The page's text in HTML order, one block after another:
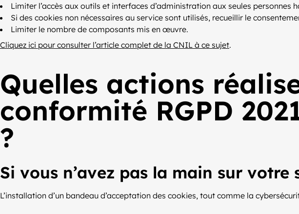
Limiter l’accès aux outils et interfaces d’administration aux seules personnes
Si des cookies non nécessaires au service sont utilisés, recueillir le
Limiter le nombre de composants mis en œuvre.
Cliquez ici pour consulter l’article complet de la CNIL à ce sujet.
Quelles actions
conformité RGPD
?
Si vous n’avez pas la main sur
L’installation d’un bandeau d’acceptation des cookies, tout comme la